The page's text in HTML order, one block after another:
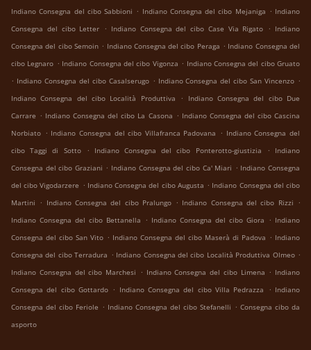
Indiano Consegna del cibo Sabbioni . Indiano Consegna del cibo Mejaniga . Indiano
Consegna del cibo Letter . Indiano Consegna del cibo Case Via Rigato . Indiano
Consegna del cibo Semoin . Indiano Consegna del cibo Peraga . Indiano Consegna del
cibo Legnaro . Indiano Consegna del cibo Vigonza . Indiano Consegna del cibo Gruato
. Indiano Consegna del cibo Casalserugo . Indiano Consegna del cibo San Vincenzo .
Indiano Consegna del cibo Località Produttiva
.
Indiano Consegna del cibo Due
Carrare . Indiano Consegna del cibo La Casona . Indiano Consegna del cibo Cascina
Norbiato . Indiano Consegna del cibo Villafranca Padovana . Indiano Consegna del
cibo Taggi di Sotto
. Indiano Consegna del cibo Ponterotto-giustizia .
Indiano
Consegna del cibo Graziani . Indiano Consegna del cibo Ca' Miari . Indiano Consegna
del cibo Vigodarzere . Indiano Consegna del cibo Augusta . Indiano Consegna del cibo
Martini . Indiano Consegna del cibo Pralungo . Indiano Consegna del cibo Rizzi .
Indiano Consegna del cibo Bettanella . Indiano Consegna del cibo Giora . Indiano
Consegna del cibo San Vito . Indiano Consegna del cibo Maserà di Padova . Indiano
Consegna del cibo Terradura . Indiano Consegna del cibo Località Produttiva Olmeo .
Indiano Consegna del cibo Marchesi . Indiano Consegna del cibo Limena . Indiano
Consegna del cibo Gottardo . Indiano Consegna del cibo Villa Pedrazza . Indiano
Consegna del cibo Feriole . Indiano Consegna del cibo Stefanelli . Consegna cibo da
asporto